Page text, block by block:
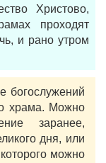
Христово,
проходят
и рано утром
богослужений
храма. Можно
заранее,
дня, или
можно